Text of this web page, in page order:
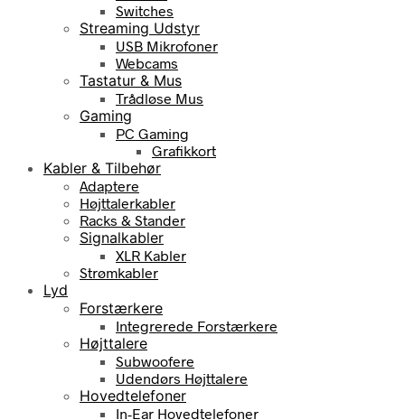
Switches
Streaming Udstyr
USB Mikrofoner
Webcams
Tastatur & Mus
Trådløse Mus
Gaming
PC Gaming
Grafikkort
Kabler & Tilbehør
Adaptere
Højttalerkabler
Racks & Stander
Signalkabler
XLR Kabler
Strømkabler
Lyd
Forstærkere
Integrerede Forstærkere
Højttalere
Subwoofere
Udendørs Højttalere
Hovedtelefoner
In-Ear Hovedtelefoner